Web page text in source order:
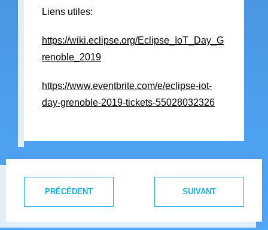
Liens utiles:
https://wiki.eclipse.org/Eclipse_IoT_Day_G
renoble_2019
https://www.eventbrite.com/e/eclipse-iot-
day-grenoble-2019-tickets-55028032326
PRÉCÉDENT SUIVANT